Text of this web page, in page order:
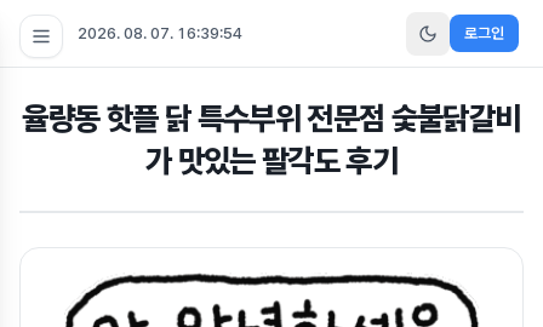
2026. 08. 07. 16:39:55 로그인
율량동 핫플 닭 특수부위 전문점 숯불닭갈비
가 맛있는 팔각도 후기